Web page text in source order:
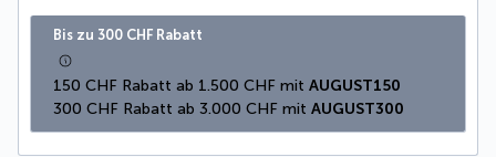
Bis zu 300 CHF Rabatt
150 CHF Rabatt ab 1.500 CHF mit AUGUST150
300 CHF Rabatt ab 3.000 CHF mit AUGUST300